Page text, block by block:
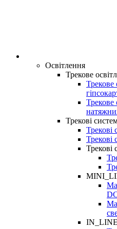
Освітлення
Трекове
Трекове
Трекове
Трекові
Трекові
Трекові
Трекові